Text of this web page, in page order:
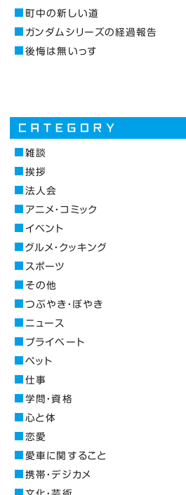
町中の新しい道
ガンダムシリーズの経過報告
後悔は無いっす
雑談
挨拶
法人会
アニメ・コミック
イベント
グルメ・クッキング
スポーツ
その他
つぶやき・ぼやき
ニュース
プライベート
ペット
仕事
学問・資格
心と体
恋愛
愛車に関すること
携帯・デジカメ